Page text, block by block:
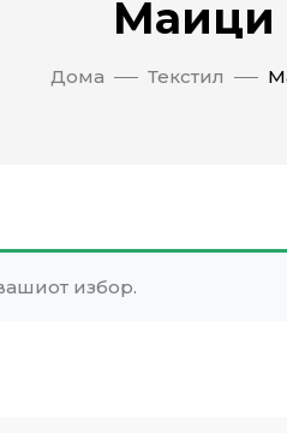
Маици
Дома Текстил
избор.